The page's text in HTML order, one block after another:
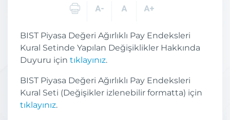
BIST Piyasa Değeri Ağırlıklı Pay Endeksleri
Kural Setinde Yapılan Değişiklikler Hakkında
Duyuru için tıklayınız.
BIST Piyasa Değeri Ağırlıklı Pay Endeksleri
Kural Seti (Değişikler izlenebilir formatta) için
tıklayınız.